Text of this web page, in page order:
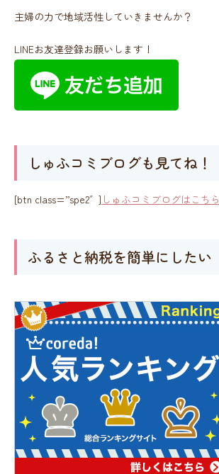
主婦の力で地域活性していきませんか？
LINEお友達登録お願いします！
しゅふコミブログも見てね！
[btn class=”spe2″] しゅふコミブログはこちら
ふるさと納税を簡単にしたい